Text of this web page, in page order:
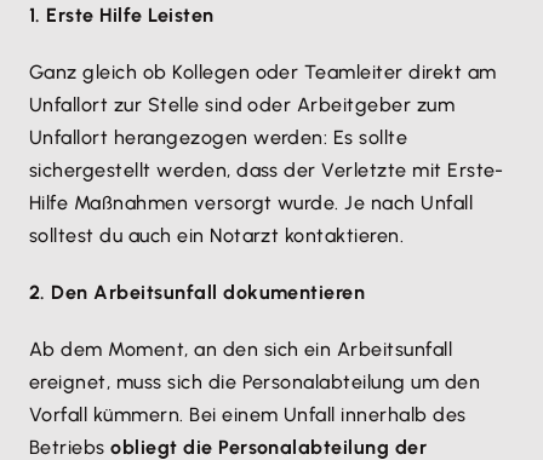
1. Erste Hilfe Leisten
Ganz gleich ob Kollegen oder Teamleiter direkt am
Unfallort zur Stelle sind oder Arbeitgeber zum
Unfallort herangezogen werden: Es sollte
sichergestellt werden, dass der Verletzte mit Erste-
Hilfe Maßnahmen versorgt wurde. Je nach Unfall
solltest du auch ein Notarzt kontaktieren.
2. Den Arbeitsunfall dokumentieren
Ab dem Moment, an den sich ein Arbeitsunfall
ereignet, muss sich die Personalabteilung um den
Vorfall kümmern. Bei einem Unfall innerhalb des
Betriebsobliegt die Personalabteilung der